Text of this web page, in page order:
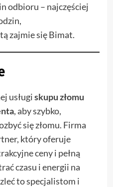
odbioru – najczęściej
zajmie się Bimat.
usługiskupu złomu
, aby szybko,
się złomu. Firma
który oferuje
ceny i pełną
czasu i energii na
to specjalistom i